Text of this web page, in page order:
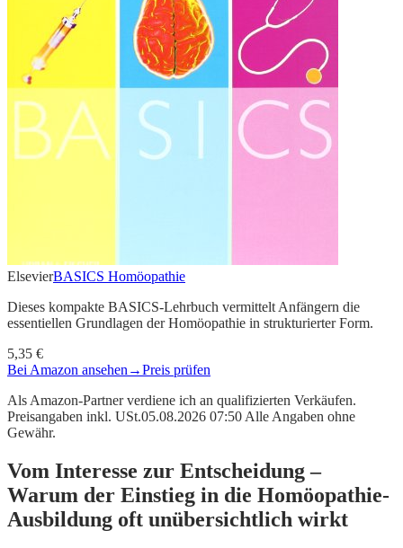
ElsevierBASICS Homöopathie
Dieses kompakte BASICS-Lehrbuch vermittelt Anfängern die
essentiellen Grundlagen der Homöopathie in strukturierter Form.
5,35 €
Bei Amazon ansehen →Preis prüfen
Als Amazon-Partner verdiene ich an qualifizierten Verkäufen.
Preisangaben inkl. USt.05.08.2026 07:50 Alle Angaben ohne
Gewähr.
Vom Interesse zur Entscheidung –
Warum der Einstieg in die Homöopathie-
Ausbildung oft unübersichtlich wirkt